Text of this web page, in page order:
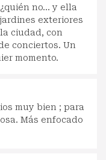
no... y ella
exteriores
ciudad, con
conciertos. Un
momento.
muy bien ; para
Más enfocado